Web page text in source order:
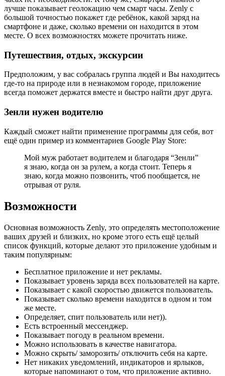
лучше показывает геолокацию чем смарт часы. Zenly с
большой точностью покажет где ребёнок, какой заряд на
смартфоне и даже, сколько времени он находится в этом
месте. О всех возможностях можете прочитать ниже.
Путешествия, отдых, экскурсии
Предположим, у вас собралась группа людей и Вы находитесь
где-то на природе или в незнакомом городе, приложение
всегда поможет держатся вместе и быстро найти друг друга.
Зенли нужен водителю
Каждый сможет найти применение программы для себя, вот
ещё один пример из комментариев Google Play Store:
Мой муж работает водителем и благодаря “Зенли”
я знаю, когда он за рулем, а когда стоит. Теперь я
знаю, когда можно позвонить, чтоб пообщается, не
отрывая от руля.
Возможности
Основная возможность Zenly, это определять местоположение
ваших друзей и близких, но кроме этого есть ещё целый
список функций, которые делают это приложение удобным и
таким популярным:
Бесплатное приложение и нет рекламы.
Показывает уровень заряда всех пользователей на карте.
Показывает с какой скоростью движется пользователь.
Показывает сколько времени находится в одном и том
же месте.
Определяет, спит пользователь или нет)).
Есть встроенный мессенджер.
Показывает погоду в реальном времени.
Можно использовать в качестве навигатора.
Можно скрыть/ заморозить/ отключить себя на карте.
Нет никаких уведомлений, индикаторов и ярлыков,
которые напоминают о том, что приложение активно.